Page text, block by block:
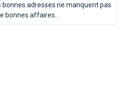
bonnes adresses ne manquent pas
bonnes affaires...